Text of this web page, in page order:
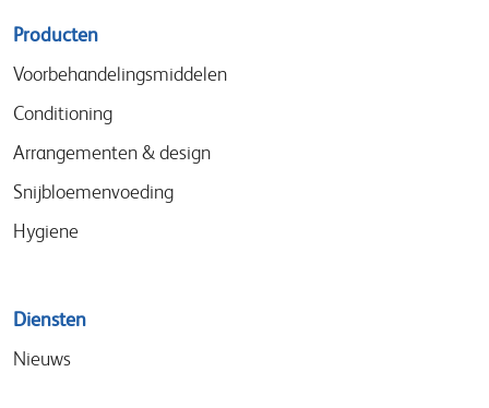
Sitemap
menu
Producten
Voorbehandelingsmiddelen
Conditioning
Arrangementen & design
Snijbloemenvoeding
Hygiene
Diensten
Nieuws